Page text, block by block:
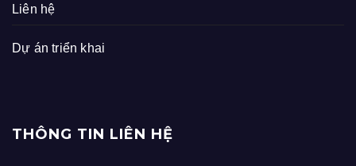
Liên hệ
Dự án triển khai
THÔNG TIN LIÊN HỆ